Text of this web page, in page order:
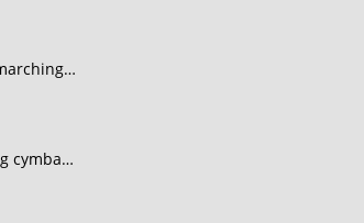
Dinkles Glide marching schoen passerie
Meinl marching cymbals Arena 18 inch